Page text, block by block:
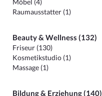
Möbel (4)
Raumausstatter (1)
Beauty & Wellness (132)
Friseur (130)
Kosmetikstudio (1)
Massage (1)
Bildung & Erziehung (140)